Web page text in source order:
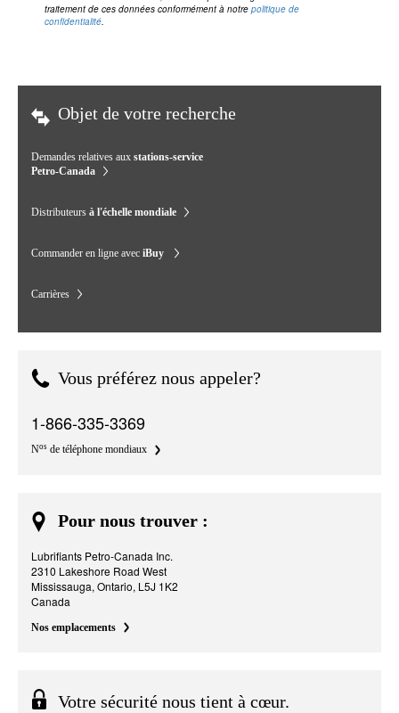
traitement de ces données conformément à notre politique de
confidentialité.
Objet de votre recherche
Demandes relatives aux stations-service
Petro-Canada
Distributeurs à l'échelle mondiale
Commander en ligne avec iBuy
Carrières
Vous préférez nous appeler?
1-866-335-3369
Nos de téléphone mondiaux
Pour nous trouver :
Lubrifiants Petro-Canada Inc.
2310 Lakeshore Road West
Mississauga, Ontario, L5J 1K2
Canada
Nos emplacements
Votre sécurité nous tient à cœur.